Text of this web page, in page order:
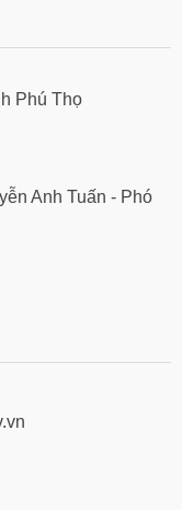
Phú Thọ
Anh Tuấn - Phó